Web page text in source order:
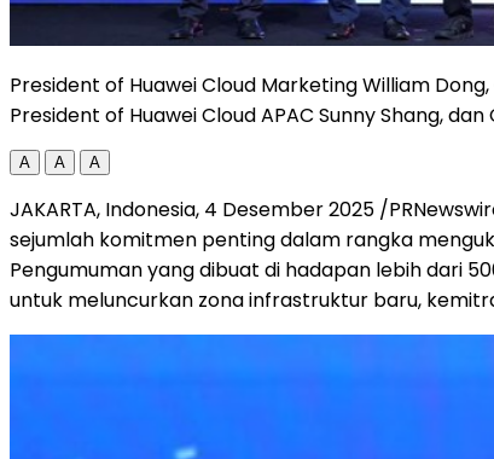
President of Huawei Cloud Marketing William
President of Huawei Cloud APAC Sunny Shang,
A A A
JAKARTA, Indonesia, 4 Desember 2025 /
sejumlah komitmen penting dalam rangka
Pengumuman yang dibuat di hadapan lebih dari
untuk meluncurkan zona infrastruktur baru,